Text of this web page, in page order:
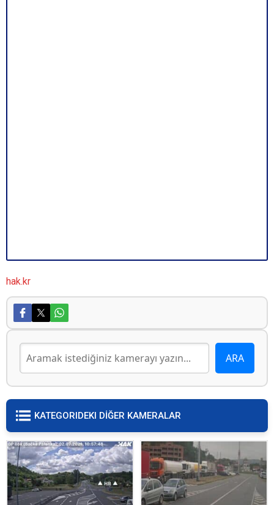
hak.kr
KATEGORIDEKI DİĞER KAMERALAR